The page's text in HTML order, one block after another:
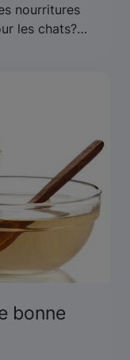
nourritures
les chats?
nutritifs
plus sur les
bonne